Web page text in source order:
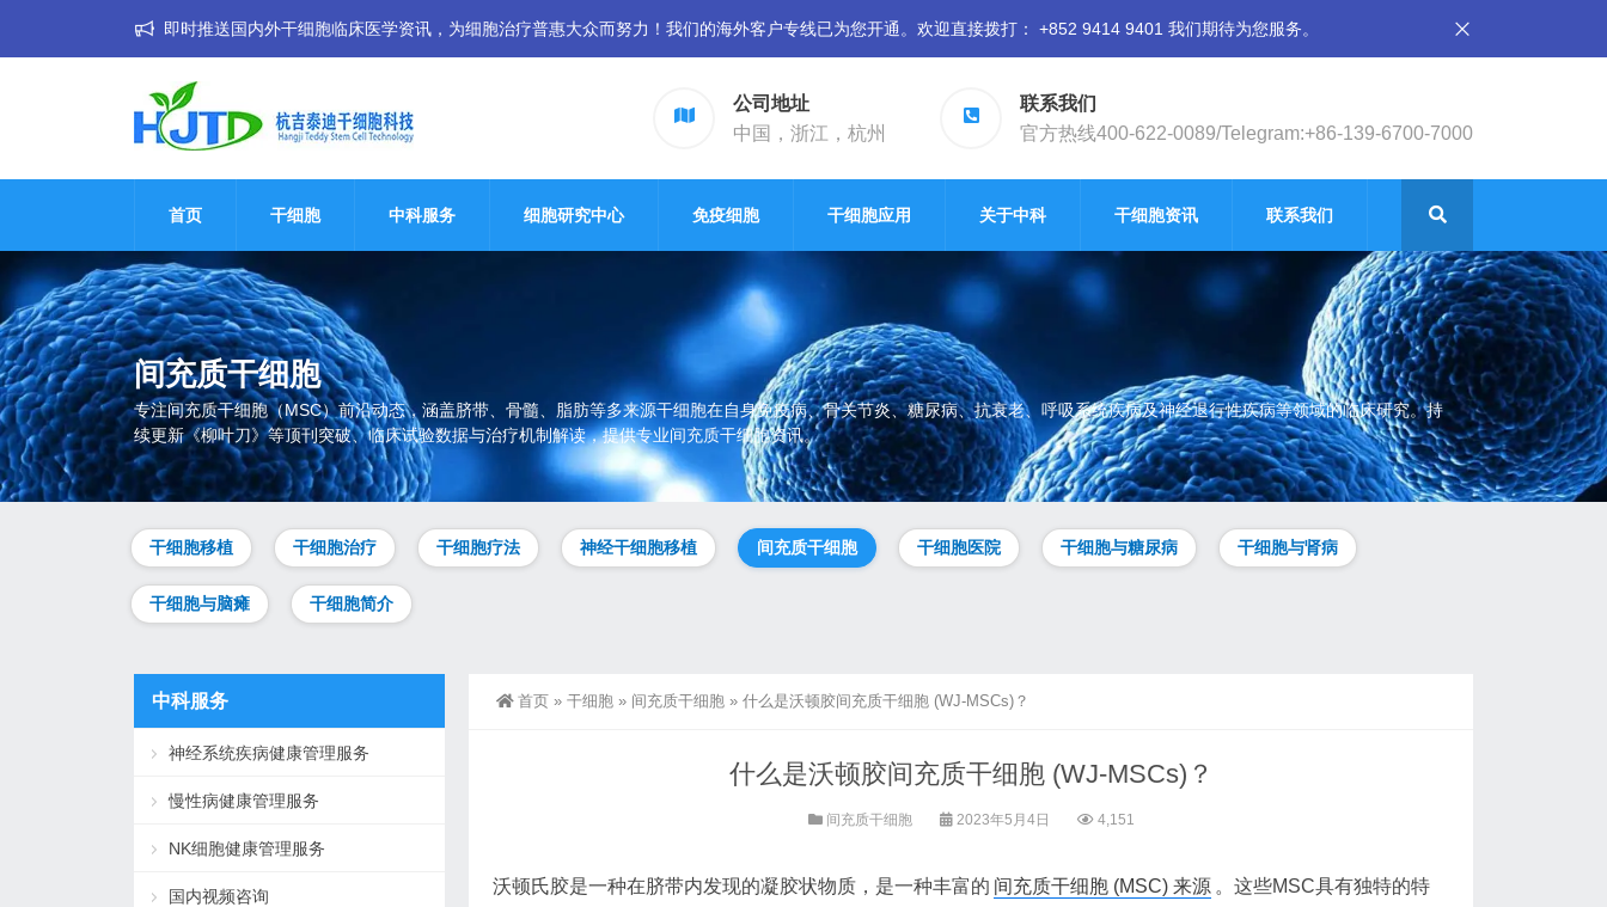
即时推送国内外干细胞临床医学资讯，为细胞治疗普惠大众而努力！我们的海外客户专线已为您开通。欢迎直接拨打： +852 9414 9401 我们期待为您服务。
公司地址
中国，浙江，杭州
联系我们
官方热线400-622-0089/Telegram:+86-139-6700-7000
首页 干细胞 中科服务 细胞研究中心 免疫细胞 干细胞应用 关于中科 干细胞资讯 联系我们
间充质干细胞
专注间充质干细胞（MSC）前沿动态，涵盖脐带、骨髓、脂肪等多来源干细胞在自身免疫病、骨关节炎、糖尿病、抗衰老、呼吸系统疾病及神经退行性疾病等领域的临床研究。持
续更新《柳叶刀》等顶刊突破、临床试验数据与治疗机制解读，提供专业间充质干细胞资讯。
干细胞移植 干细胞治疗 干细胞疗法 神经干细胞移植 间充质干细胞 干细胞医院 干细胞与糖尿病 干细胞与肾病
干细胞与脑瘫 干细胞简介
首页 » 干细胞 » 间充质干细胞 » 什么是沃顿胶间充质干细胞 (WJ-MSCs)？
什么是沃顿胶间充质干细胞 (WJ-MSCs)？
间充质干细胞 2023年5月4日 4,151
沃顿氏胶是一种在脐带内发现的凝胶状物质，是一种丰富的 间充质干细胞 (MSC) 来源 。这些MSC具有独特的特
中科服务
神经系统疾病健康管理服务
慢性病健康管理服务
NK细胞健康管理服务
国内视频咨询